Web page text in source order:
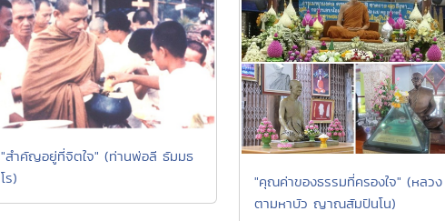
"สำคัญอยู่ที่จิตใจ" (ท่านพ่อลี ธัมมธ
โร)
"คุณค่าของธรรมที่ครองใจ" (หลวง
ตามหาบัว ญาณสัมปันโน)